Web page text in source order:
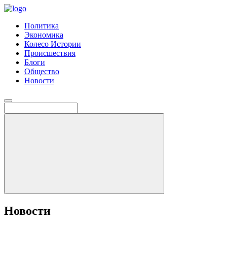
Политика
Экономика
Колесо Истории
Происшествия
Блоги
Общество
Новости
Новости